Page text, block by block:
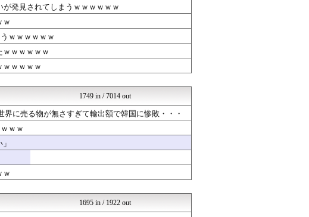
おいしいまとめ
ラビット速報
バズッター速報
」...
アナ速‐女子アナ画像速報
ｗ...
NEWSぽけまとめーる
金...
育児板拾い読み
まとめCUP
NEWSまとめもりー｜2c...
れ...
ｗ...
なんJミュージアム
...
コノユビニュース｜みんなの...
が発見されてしまうｗｗｗｗｗｗ
ｗ
ｗｗｗｗｗｗ
ｗｗｗｗｗｗ
ｗｗｗｗｗ
1749 in / 7014 out
に売る物が無さすぎて輸出額で韓国に惨敗・・・
ｗｗ
ｗ
1695 in / 1922 out